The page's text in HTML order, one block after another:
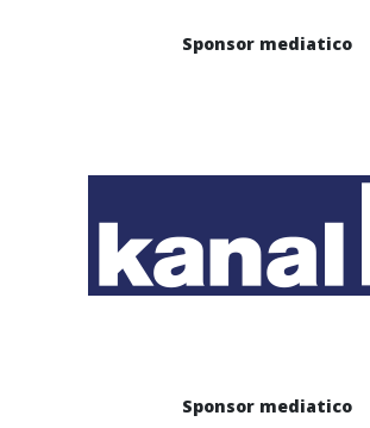
Sponsor mediatico
Sponsor mediatico